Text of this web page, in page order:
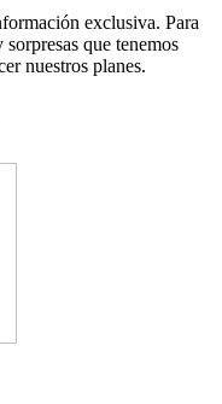
exclusiva. Para
que tenemos
nuestros planes.